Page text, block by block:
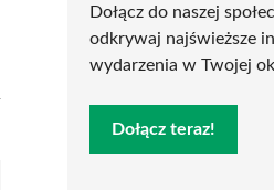
Dołącz do naszej
odkrywaj najświeższe
wydarzenia w Twojej
Dołącz teraz!